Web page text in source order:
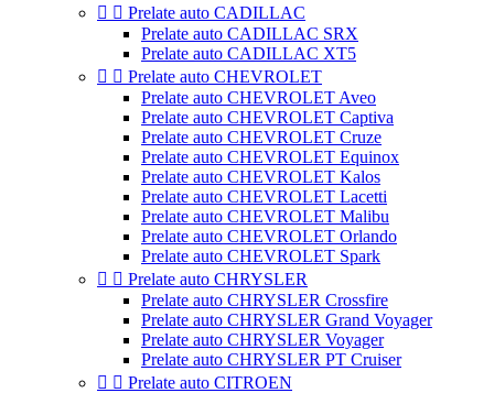
  Prelate auto CADILLAC
Prelate auto CADILLAC SRX
Prelate auto CADILLAC XT5
  Prelate auto CHEVROLET
Prelate auto CHEVROLET Aveo
Prelate auto CHEVROLET Captiva
Prelate auto CHEVROLET Cruze
Prelate auto CHEVROLET Equinox
Prelate auto CHEVROLET Kalos
Prelate auto CHEVROLET Lacetti
Prelate auto CHEVROLET Malibu
Prelate auto CHEVROLET Orlando
Prelate auto CHEVROLET Spark
  Prelate auto CHRYSLER
Prelate auto CHRYSLER Crossfire
Prelate auto CHRYSLER Grand Voyager
Prelate auto CHRYSLER Voyager
Prelate auto CHRYSLER PT Cruiser
  Prelate auto CITROEN